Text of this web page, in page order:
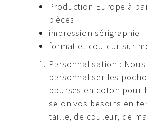
Production Europe à
pièces
impression sérigraphie
format et couleur sur
Personnalisation :
personnaliser les
bourses en coton pour
selon vos besoins en
taille, de couleur, de